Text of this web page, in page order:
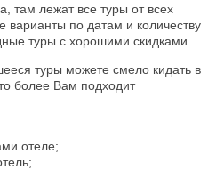
там лежат все туры от всех
варианты по датам и количеству
туры с хорошими скидками.
туры можете смело кидать в
более Вам подходит
отеле;